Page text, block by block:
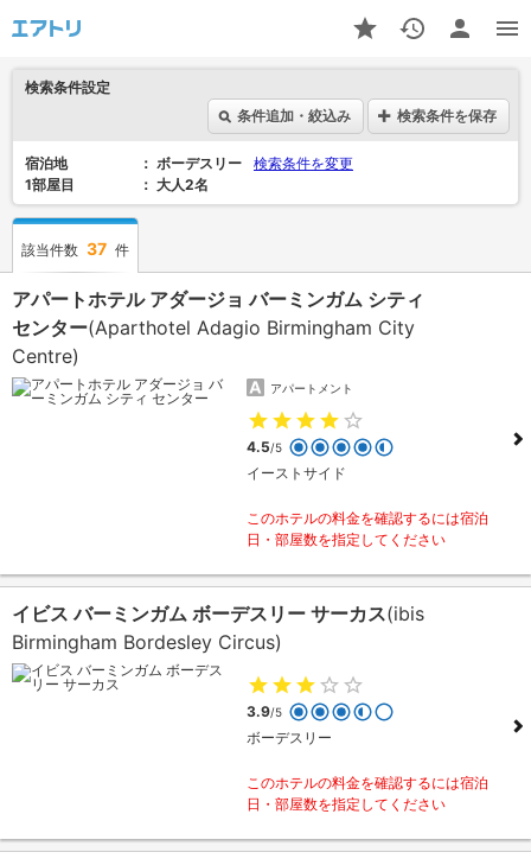
検索条件設定
条件追加・絞込み
検索条件を保存
宿泊地 ボーデスリー
検索条件を変更
1部屋目
大人2名
該当件数 37 件
アパートホテル アダージョ バーミンガム シティ
センター(Aparthotel Adagio Birmingham City
Centre)
アパートメント
4.5/5
イーストサイド
このホテルの料金を確認するには宿泊
日・部屋数を指定してください
イビス バーミンガム ボーデスリー サーカス(ibis
Birmingham Bordesley Circus)
3.9/5
ボーデスリー
このホテルの料金を確認するには宿泊
日・部屋数を指定してください